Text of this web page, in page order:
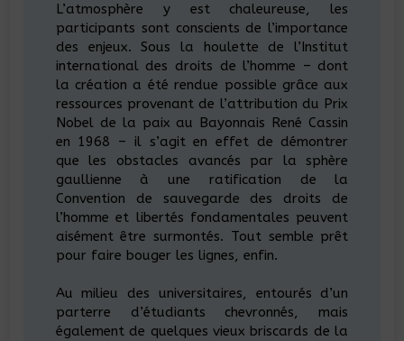
L’atmosphère y est chaleureuse, les
participants sont conscients de l’importance
des enjeux. Sous la houlette de l’Institut
international des droits de l’homme – dont
la création a été rendue possible grâce aux
ressources provenant de l’attribution du Prix
Nobel de la paix au Bayonnais René Cassin
en 1968 – il s’agit en effet de démontrer
que les obstacles avancés par la sphère
gaullienne à une ratification de la
Convention de sauvegarde des droits de
l’homme et libertés fondamentales peuvent
aisément être surmontés. Tout semble prêt
pour faire bouger les lignes, enfin.
Au milieu des universitaires, entourés d’un
parterre d’étudiants chevronnés, mais
également de quelques vieux briscards de la